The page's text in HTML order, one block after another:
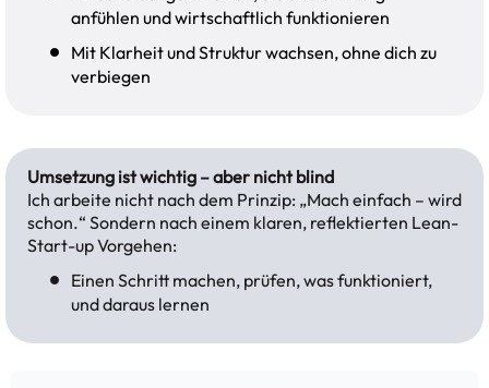
anfühlen und wirtschaftlich funktionieren
Mit Klarheit und Struktur wachsen, ohne dich zu
verbiegen
Umsetzung ist wichtig – aber nicht blind
Ich arbeite nicht nach dem Prinzip: „Mach einfach – wird
schon.“ Sondern nach einem klaren, reflektierten Lean-
Start-up Vorgehen:
Einen Schritt machen, prüfen, was funktioniert,
und daraus lernen